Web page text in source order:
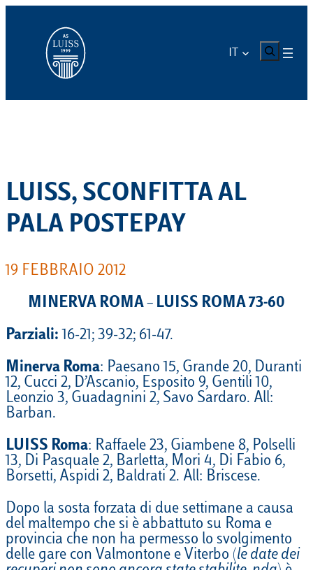
contenuto
CERCA
LUISS, SCONFITTA AL
PALA POSTEPAY
19 FEBBRAIO 2012
MINERVA ROMA – LUISS ROMA 73-60
Parziali: 16-21; 39-32; 61-47.
Minerva Roma: Paesano 15, Grande 20, Duranti
12, Cucci 2, D’Ascanio, Esposito 9, Gentili 10,
Leonzio 3, Guadagnini 2, Savo Sardaro. All:
Barban.
LUISS Roma: Raffaele 23, Giambene 8, Polselli
13, Di Pasquale 2, Barletta, Mori 4, Di Fabio 6,
Borsetti, Aspidi 2, Baldrati 2. All: Briscese.
Dopo la sosta forzata di due settimane a causa
del maltempo che si è abbattuto su Roma e
provincia che non ha permesso lo svolgimento
delle gare con Valmontone e Viterbo (le date dei